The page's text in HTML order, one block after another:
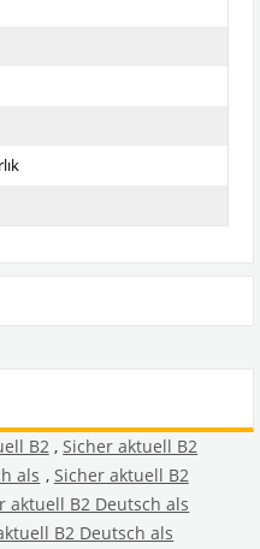
B2 , Sicher aktuell B2
als , Sicher aktuell B2
aktuell B2 Deutsch als
B2 Deutsch als